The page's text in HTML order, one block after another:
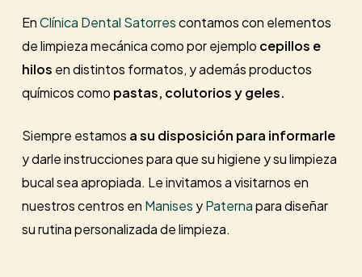
EnClínica Dental Satorrescontamos con elementos
de limpieza mecánica como por ejemplo cepillos e
hilos en distintos formatos, y además productos
químicos como pastas, colutorios y geles.
Siempre estamos a su disposición para informarle
y darle instrucciones para que su higiene y su limpieza
bucal sea apropiada. Le invitamos a visitarnos en
nuestros centros en Manises yPaternapara diseñar
su rutina personalizada de limpieza.